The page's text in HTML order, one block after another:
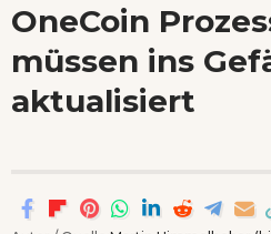
OneCoin
müssen ins
aktualisiert